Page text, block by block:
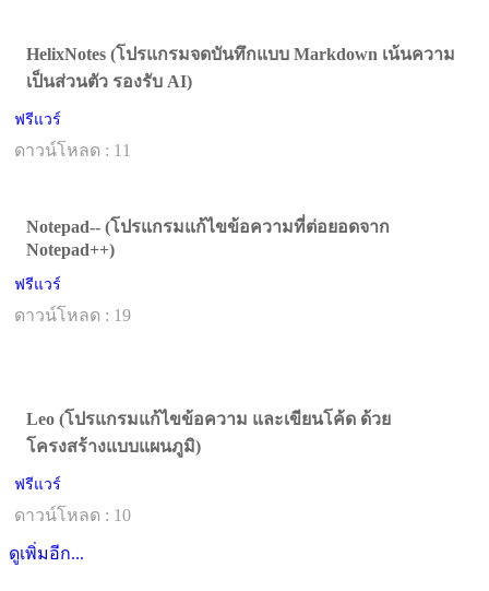
HelixNotes (โปรแกรมจดบันทึกแบบ Markdown เน้นความ
เป็นส่วนตัว รองรับ AI)
ฟรีแวร์
ดาวน์โหลด : 11
Notepad-- (โปรแกรมแก้ไขข้อความที่ต่อยอดจาก
Notepad++)
ฟรีแวร์
ดาวน์โหลด : 19
Leo (โปรแกรมแก้ไขข้อความ และเขียนโค้ด ด้วย
โครงสร้างแบบแผนภูมิ)
ฟรีแวร์
ดาวน์โหลด : 10
ดูเพิ่มอีก...